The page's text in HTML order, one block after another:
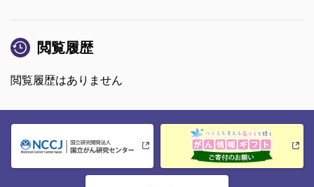
閲覧履歴
閲覧履歴はありません